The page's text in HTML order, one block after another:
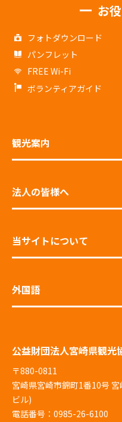
お
フォトダウンロード
パンフレット
FREE Wi-Fi
ボランティアガイド
観光案内
法人の皆様へ
当サイトについて
外国語
公益財団法人宮崎県観光
〒880-0811
宮崎県宮崎市錦町1番10号
ビル)
電話番号：0985-26-6100